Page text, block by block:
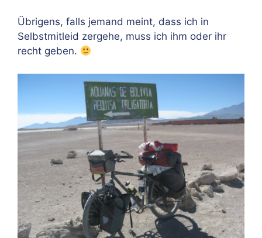
Übrigens, falls jemand meint, dass ich in
Selbstmitleid zergehe, muss ich ihm oder ihr
recht geben.